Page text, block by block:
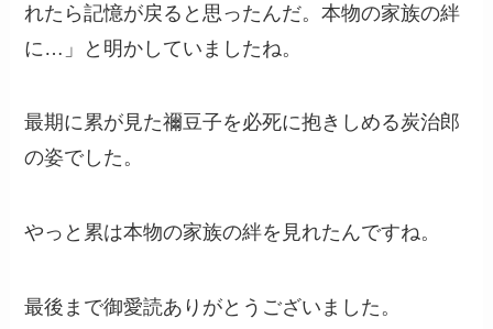
れたら記憶が戻ると思ったんだ。本物の家族の絆
に…」と明かしていましたね。
最期に累が見た禰豆子を必死に抱きしめる炭治郎
の姿でした。
やっと累は本物の家族の絆を見れたんですね。
最後まで御愛読ありがとうございました。